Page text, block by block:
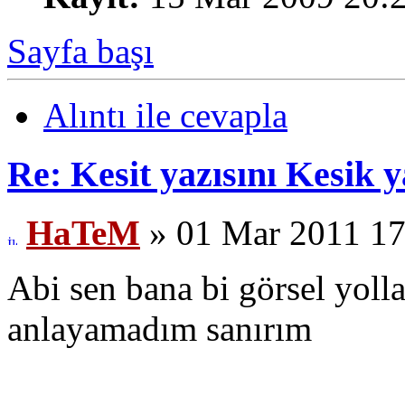
Sayfa başı
Alıntı ile cevapla
Re: Kesit yazısını Kesik
HaTeM » 01 Mar 2011
Abi sen bana bi görsel
anlayamadım sanırım